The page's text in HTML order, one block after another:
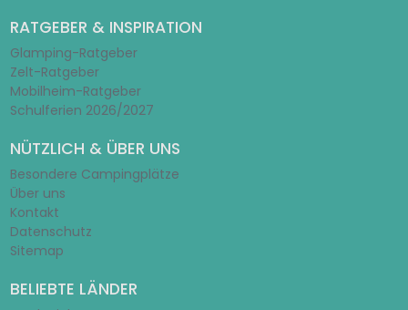
RATGEBER & INSPIRATION
Glamping-Ratgeber
Zelt-Ratgeber
Mobilheim-Ratgeber
Schulferien 2026/2027
NÜTZLICH & ÜBER UNS
Besondere Campingplätze
Über uns
Kontakt
Datenschutz
Sitemap
BELIEBTE LÄNDER